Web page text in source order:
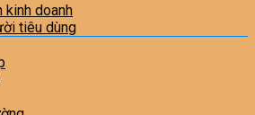
kinh doanh
tiêu dùng